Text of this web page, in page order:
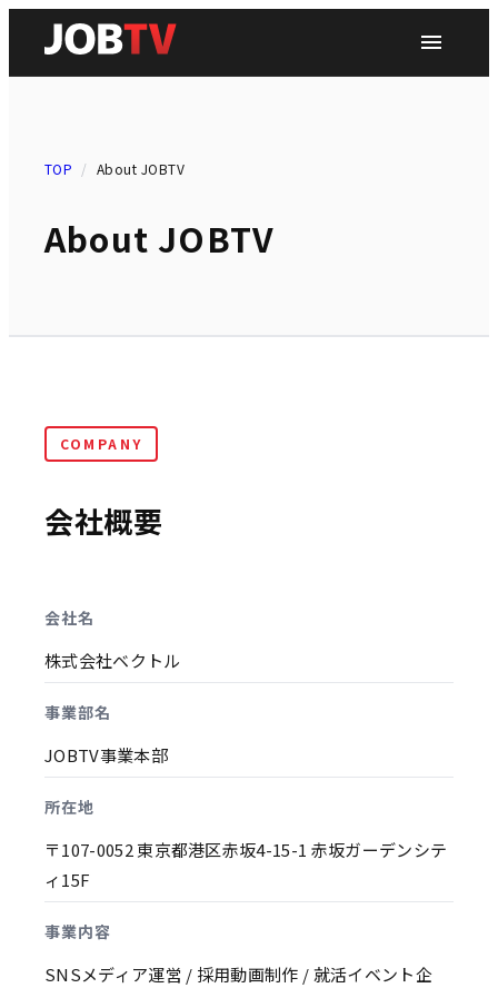
TOP / About JOBTV
About JOBTV
COMPANY
会社概要
会社名
株式会社ベクトル
事業部名
JOBTV事業本部
所在地
〒107-0052 東京都港区赤坂4-15-1 赤坂ガーデンシテ
ィ15F
事業内容
SNSメディア運営 / 採用動画制作 / 就活イベント企